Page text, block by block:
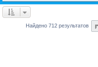
Найдено 712 результатов